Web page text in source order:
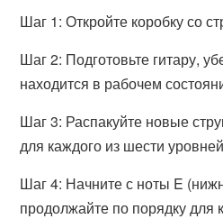
Шаг 1: Откройте коробку со
Шаг 2: Подготовьте гитару,
находится в рабочем
Шаг 3: Распакуйте новые
для каждого из шести
Шаг 4: Начните с ноты E
продолжайте по порядку для